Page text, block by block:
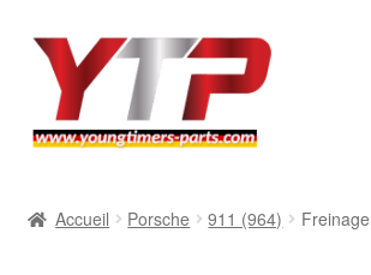
Aller
navigation
Aller
contenu
Accueil Porsche 911 (964) Freinage